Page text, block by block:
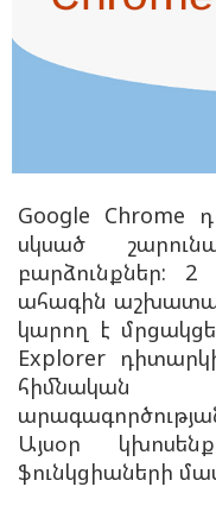
Google Chrome
սկսած
բարձունքներ:
ահագին
կարող է
Explorer
հիմնական
Այսօր
ֆունկցիաների